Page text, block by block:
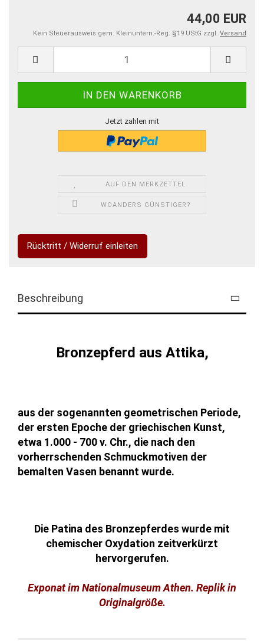
44,00 EUR
Kein Steuerausweis gem. Kleinuntern.-Reg. §19 UStG zzgl. Versand
Jetzt zahlen mit
AUF DEN MERKZETTEL
WOANDERS GÜNSTIGER?
Rücktritt / Widerruf einleiten
Beschreibung
Bronzepferd aus Attika,
aus der sogenannten geometrischen Periode,
der ersten Epoche der griechischen Kunst,
etwa 1.000 - 700 v. Chr., die nach den
vorherrschenden Schmuckmotiven der
bemalten Vasen benannt wurde.
Die Patina des Bronzepferdes wurde mit
chemischer Oxydation zeitverkürzt
hervorgerufen.
Exponat im Nationalmuseum Athen. Replik in
Originalgröße.